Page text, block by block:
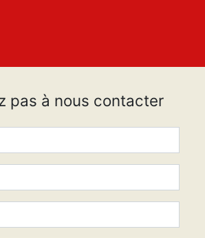
pas à nous contacter